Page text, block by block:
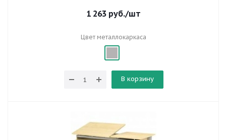
1 263 руб./шт
Цвет металлокаркаса
В корзину